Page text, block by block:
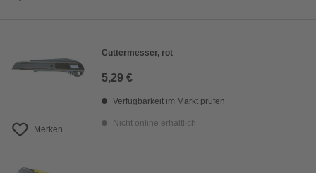
Merken
Cuttermesser, rot
5,29 €
Verfügbarkeit im Markt prüfen
Nicht online erhältlich